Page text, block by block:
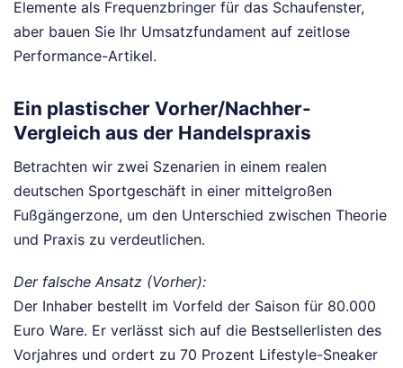
Elemente als Frequenzbringer für das Schaufenster,
aber bauen Sie Ihr Umsatzfundament auf zeitlose
Performance-Artikel.
Ein plastischer Vorher/Nachher-
Vergleich aus der Handelspraxis
Betrachten wir zwei Szenarien in einem realen
deutschen Sportgeschäft in einer mittelgroßen
Fußgängerzone, um den Unterschied zwischen Theorie
und Praxis zu verdeutlichen.
Der falsche Ansatz (Vorher):
Der Inhaber bestellt im Vorfeld der Saison für 80.000
Euro Ware. Er verlässt sich auf die Bestsellerlisten des
Vorjahres und ordert zu 70 Prozent Lifestyle-Sneaker